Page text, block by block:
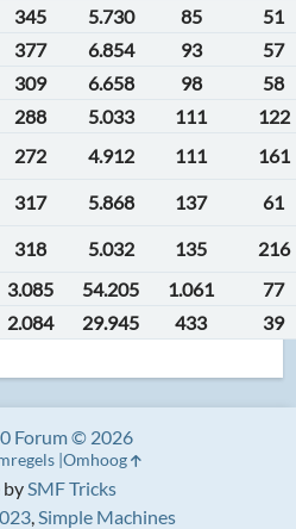
345 5.730 85
51
377 6.854 93
57
309 6.658 98
58
288 5.033 111
122
272 4.912 111
161
317 5.868 137
61
318 5.032 135
216
3.085 54.205 1.061
77
2.084 29.945 433 39
bySMF Tricks
,Simple Machines
Forum © 2026
Omhoog